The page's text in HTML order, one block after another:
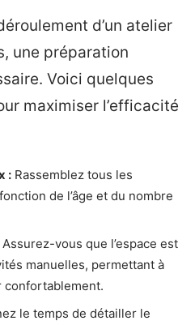
d’un atelier
une préparation
Voici quelques
maximiser l’efficacité
: Rassemblez tous les
de l’âge et du nombre
Assurez-vous que l’espace est
manuelles, permettant à
confortablement.
le temps de détailler le